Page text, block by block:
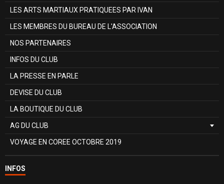
LES ARTS MARTIAUX PRATIQUEES PAR IVAN
LES MEMBRES DU BUREAU DE L'ASSOCIATION
NOS PARTENAIRES
INFOS DU CLUB
LA PRESSE EN PARLE
DEVISE DU CLUB
LA BOUTIQUE DU CLUB
AG DU CLUB
VOYAGE EN COREE OCTOBRE 2019
INFOS